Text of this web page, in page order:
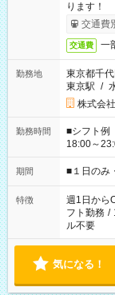
ります！
交通費
交通費 一
勤務地
東京都千
東京駅 /
株式会
勤務時間
■シフト例
18:00～
etc ★最短で3時間で5,120円のお仕事から 15時間で2万円近く稼
げるお仕事も！ ご希望のお時間に合わせ
ください！
期間 ■１日のみ
特徴 週1日から
フト勤務 /
ル不要
気になる！